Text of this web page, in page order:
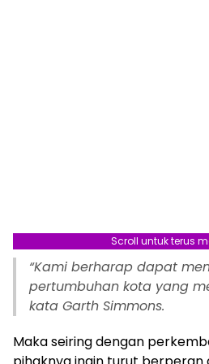
Scroll untuk terus
“Kami berharap dapat
pertumbuhan kota yang
kata Garth Simmons.
Maka seiring dengan